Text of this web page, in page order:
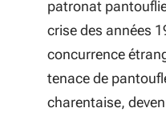
patronat
crise des années
concurrence
tenace de
charentaise,